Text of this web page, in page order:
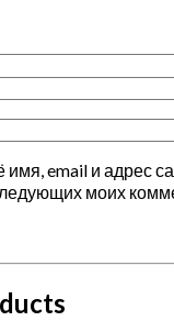
email и адрес
моих